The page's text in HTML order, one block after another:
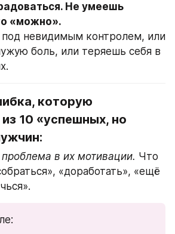
Не умеешь
«можно».
боль, или теряешь себя в
которую
10 «успешных, но
в их мотивации. Что
«доработать», «ещё